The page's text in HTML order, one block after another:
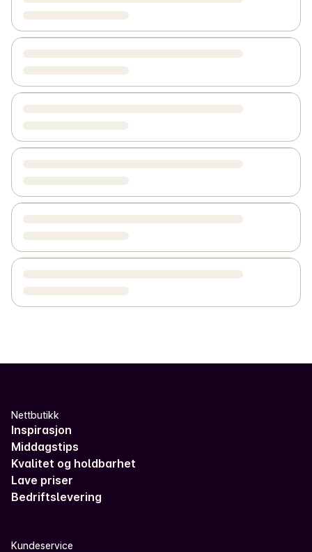
Nettbutikk
Inspirasjon
Middagstips
Kvalitet og holdbarhet
Lave priser
Bedriftslevering
Kundeservice